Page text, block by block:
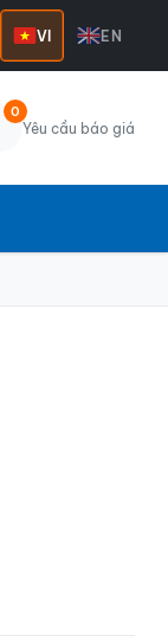
VI EN
0
Yêu cầu báo giá